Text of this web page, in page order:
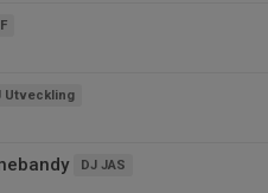
Utveckling
DJ JAS